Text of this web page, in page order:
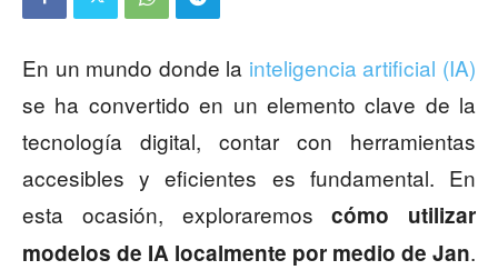
En un mundo donde la inteligencia artificial (IA)
se ha convertido en un elemento clave de la
tecnología digital, contar con herramientas
accesibles y eficientes es fundamental. En
esta ocasión, exploraremoscómo utilizar
modelos de IA localmente por medio de Jan.